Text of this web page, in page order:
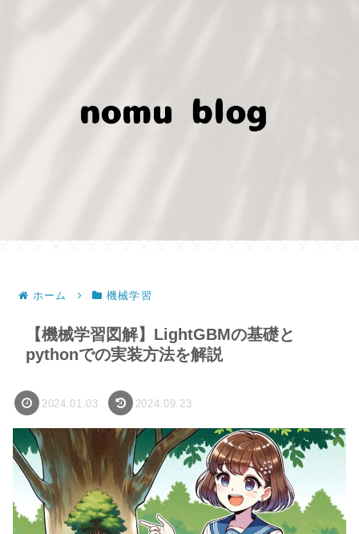
ホーム 機械学習
【機械学習図解】LightGBMの基礎と
pythonでの実装方法を解説
2024.01.03 2024.09.23